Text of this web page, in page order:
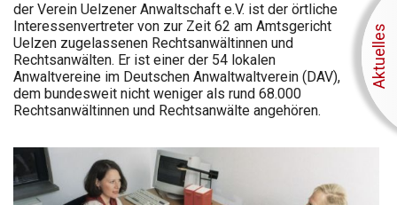
der Verein Uelzener Anwaltschaft e.V. ist der örtliche
Interessenvertreter von zur Zeit 62 am Amtsgericht
Uelzen zugelassenen Rechtsanwältinnen und
Rechtsanwälten. Er ist einer der 54 lokalen
Anwaltvereine im Deutschen Anwaltwaltverein (DAV),
dem bundesweit nicht weniger als rund 68.000
Rechtsanwältinnen und Rechtsanwälte angehören.
Aktuelles